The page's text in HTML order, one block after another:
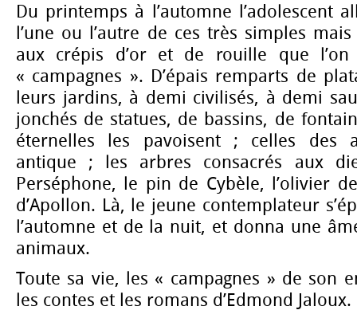
Du printemps à l’automne l’adolescent
l’une ou l’autre de ces très simples
aux crépis d’or et de rouille que l’on
« campagnes ». D’épais remparts de
leurs jardins, à demi civilisés, à demi
jonchés de statues, de bassins, de
éternelles les pavoisent ; celles des
antique ; les arbres consacrés aux
Perséphone, le pin de Cybèle, l’olivier
d’Apollon. Là, le jeune contemplateur
l’automne et de la nuit, et donna une
animaux.
Toute sa vie, les « campagnes » de son
les contes et les romans d’Edmond Jaloux.